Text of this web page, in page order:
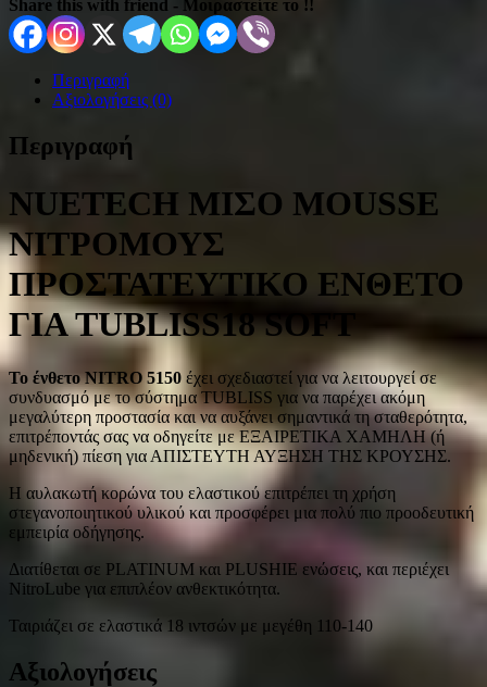
Share this with friend - Μοιραστείτε το !!
Περιγραφή
Αξιολογήσεις (0)
Περιγραφή
NUETECH ΜΙΣO MOUSSE
ΝΙΤΡΟΜΟΥΣ
ΠΡΟΣΤΑΤΕΥΤΙΚΟ ΕΝΘΕΤΟ
ΓΙΑ TUBLISS18 SOFT
Το ένθετο NITRO 5150 έχει σχεδιαστεί για να λειτουργεί σε
συνδυασμό με το σύστημα TUBLISS για να παρέχει ακόμη
μεγαλύτερη προστασία και να αυξάνει σημαντικά τη σταθερότητα,
επιτρέποντάς σας να οδηγείτε με ΕΞΑΙΡΕΤΙΚΑ ΧΑΜΗΛΗ (ή
μηδενική) πίεση για ΑΠΙΣΤΕΥΤΗ ΑΥΞΗΣΗ ΤΗΣ ΚΡΟΥΣΗΣ.
Η αυλακωτή κορώνα του ελαστικού επιτρέπει τη χρήση
στεγανοποιητικού υλικού και προσφέρει μια πολύ πιο προοδευτική
εμπειρία οδήγησης.
Διατίθεται σε PLATINUM και PLUSHIE ενώσεις, και περιέχει
NitroLube για επιπλέον ανθεκτικότητα.
Ταιριάζει σε ελαστικά 18 ιντσών με μεγέθη 110-140
Αξιολογήσεις